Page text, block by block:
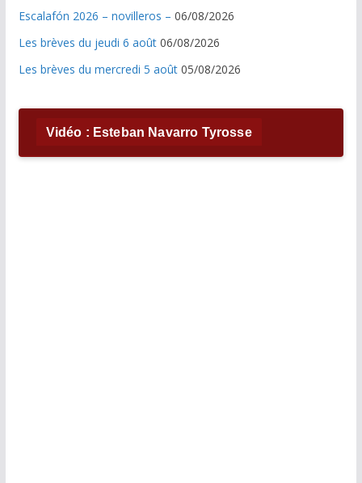
Escalafón 2026 – novilleros – 06/08/2026
Les brèves du jeudi 6 août 06/08/2026
Les brèves du mercredi 5 août 05/08/2026
Vidéo : Esteban Navarro Tyrosse